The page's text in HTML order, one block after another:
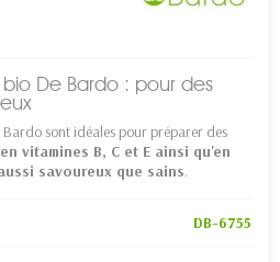
De Bardo : pour des
Bardo sont idéales pour préparer des
vitamines B, C et E ainsi qu'en
savoureux que sains.
DB-6755